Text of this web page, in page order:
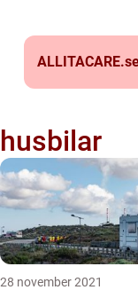
ALLITACARE.
husbilar
28 november 2021